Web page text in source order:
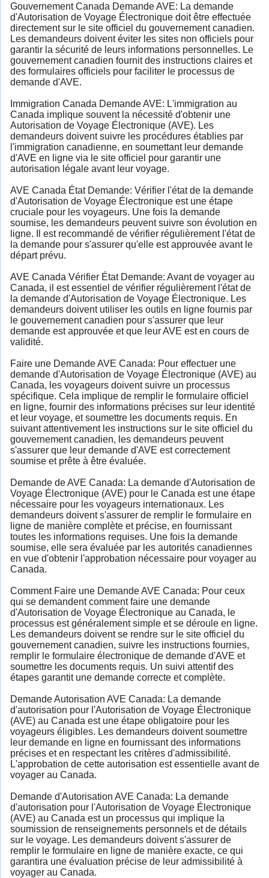
Gouvernement Canada Demande AVE: La demande
d'Autorisation de Voyage Électronique doit être effectuée
directement sur le site officiel du gouvernement canadien.
Les demandeurs doivent éviter les sites non officiels pour
garantir la sécurité de leurs informations personnelles. Le
gouvernement canadien fournit des instructions claires et
des formulaires officiels pour faciliter le processus de
demande d'AVE.
Immigration Canada Demande AVE: L'immigration au
Canada implique souvent la nécessité d'obtenir une
Autorisation de Voyage Électronique (AVE). Les
demandeurs doivent suivre les procédures établies par
l'immigration canadienne, en soumettant leur demande
d'AVE en ligne via le site officiel pour garantir une
autorisation légale avant leur voyage.
AVE Canada État Demande: Vérifier l'état de la demande
d'Autorisation de Voyage Électronique est une étape
cruciale pour les voyageurs. Une fois la demande
soumise, les demandeurs peuvent suivre son évolution en
ligne. Il est recommandé de vérifier régulièrement l'état de
la demande pour s'assurer qu'elle est approuvée avant le
départ prévu.
AVE Canada Vérifier État Demande: Avant de voyager au
Canada, il est essentiel de vérifier régulièrement l'état de
la demande d'Autorisation de Voyage Électronique. Les
demandeurs doivent utiliser les outils en ligne fournis par
le gouvernement canadien pour s'assurer que leur
demande est approuvée et que leur AVE est en cours de
validité.
Faire une Demande AVE Canada: Pour effectuer une
demande d'Autorisation de Voyage Électronique (AVE) au
Canada, les voyageurs doivent suivre un processus
spécifique. Cela implique de remplir le formulaire officiel
en ligne, fournir des informations précises sur leur identité
et leur voyage, et soumettre les documents requis. En
suivant attentivement les instructions sur le site officiel du
gouvernement canadien, les demandeurs peuvent
s'assurer que leur demande d'AVE est correctement
soumise et prête à être évaluée.
Demande de AVE Canada: La demande d'Autorisation de
Voyage Électronique (AVE) pour le Canada est une étape
nécessaire pour les voyageurs internationaux. Les
demandeurs doivent s'assurer de remplir le formulaire en
ligne de manière complète et précise, en fournissant
toutes les informations requises. Une fois la demande
soumise, elle sera évaluée par les autorités canadiennes
en vue d'obtenir l'approbation nécessaire pour voyager au
Canada.
Comment Faire une Demande AVE Canada: Pour ceux
qui se demandent comment faire une demande
d'Autorisation de Voyage Électronique au Canada, le
processus est généralement simple et se déroule en ligne.
Les demandeurs doivent se rendre sur le site officiel du
gouvernement canadien, suivre les instructions fournies,
remplir le formulaire électronique de demande d'AVE et
soumettre les documents requis. Un suivi attentif des
étapes garantit une demande correcte et complète.
Demande Autorisation AVE Canada: La demande
d'autorisation pour l'Autorisation de Voyage Électronique
(AVE) au Canada est une étape obligatoire pour les
voyageurs éligibles. Les demandeurs doivent soumettre
leur demande en ligne en fournissant des informations
précises et en respectant les critères d'admissibilité.
L'approbation de cette autorisation est essentielle avant de
voyager au Canada.
Demande d'Autorisation AVE Canada: La demande
d'autorisation pour l'Autorisation de Voyage Électronique
(AVE) au Canada est un processus qui implique la
soumission de renseignements personnels et de détails
sur le voyage. Les demandeurs doivent s'assurer de
remplir le formulaire en ligne de manière exacte, ce qui
garantira une évaluation précise de leur admissibilité à
voyager au Canada.